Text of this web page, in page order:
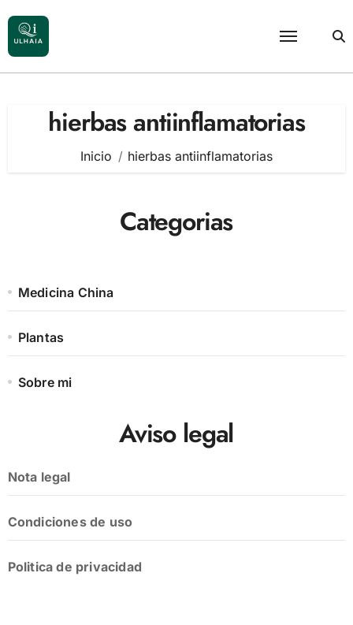
al
contenido
hierbas antiinflamatorias
Inicio hierbas antiinflamatorias
Categorias
Medicina China
Plantas
Sobre mi
Aviso legal
Nota legal
Condiciones de uso
Politica de privacidad